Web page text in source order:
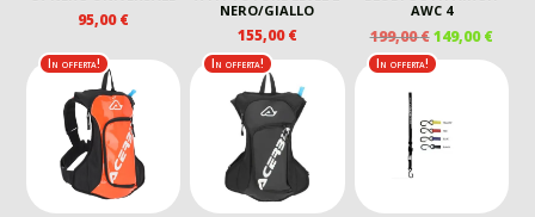
95,00€
NERO/GIALLO
155,00€
AWC 4
199,00€ IL
PREZZO
ORIGINALE
199,00 €.
149,00€IL
In offerta! In offerta! In offerta!